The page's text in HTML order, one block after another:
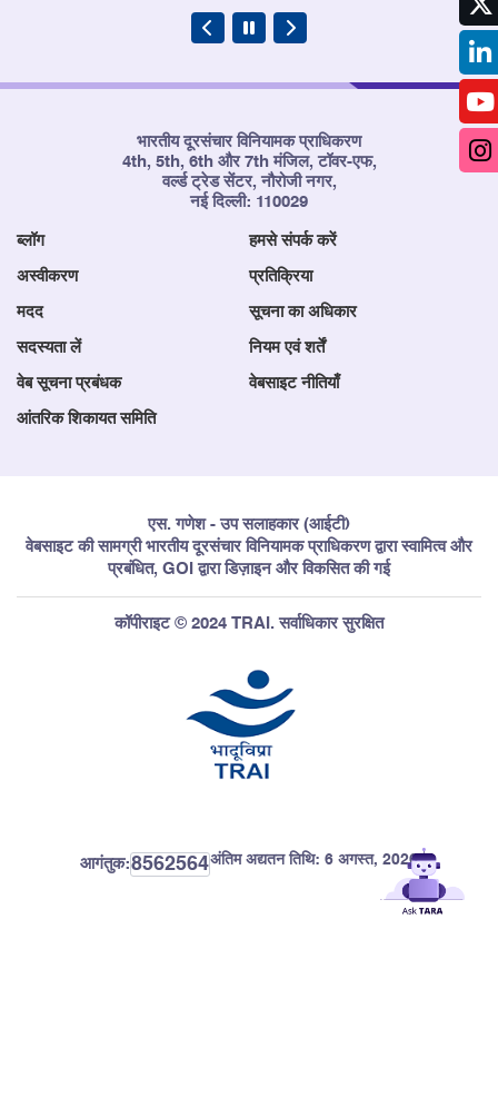
भारतीय दूरसंचार विनियामक प्राधिकरण
4th, 5th, 6th और 7th मंजिल, टॉवर-एफ,
वर्ल्ड ट्रेड सेंटर, नौरोजी नगर,
नई दिल्ली: 110029
ब्लॉग हमसे संपर्क करें
अस्वीकरण प्रतिक्रिया
मदद सूचना का अधिकार
सदस्यता लें नियम एवं शर्तें
वेब सूचना प्रबंधक वेबसाइट नीतियाँ
आंतरिक शिकायत समिति
एस. गणेश - उप सलाहकार (आईटी)
वेबसाइट की सामग्री भारतीय दूरसंचार विनियामक प्राधिकरण द्वारा स्वामित्व और
प्रबंधित, GOI द्वारा डिज़ाइन और विकसित की गई
कॉपीराइट © 2024 TRAI. सर्वाधिकार सुरक्षित
आगंतुक:8562564अंतिम अद्यतन तिथि: 6 अगस्त, 2026